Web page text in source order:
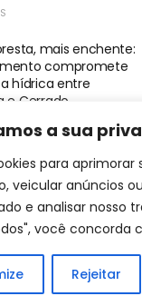
a sua
para aprimorar
veicular anúncios
e analisar nosso
você concorda
Rejeitar
mais enchente:
compromete
hídrica entre
e Cerrado
Siga-